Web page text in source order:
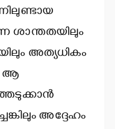
ശാന്തതയിലും
അത്യധികം
ആ
അദ്ദേഹം